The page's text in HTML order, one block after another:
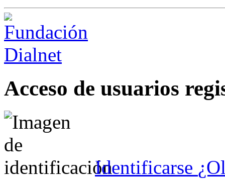
Acceso de usuarios
Identificarse